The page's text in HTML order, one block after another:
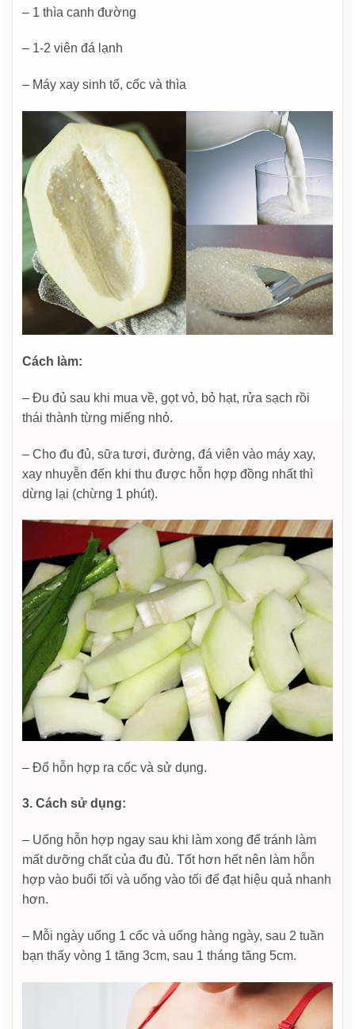
– 1 thìa canh đường
– 1-2 viên đá lạnh
– Máy xay sinh tố, cốc và thìa
Cách làm:
– Đu đủ sau khi mua về, gọt vỏ, bỏ hạt, rửa sạch rồi
thái thành từng miếng nhỏ.
– Cho đu đủ, sữa tươi, đường, đá viên vào máy xay,
xay nhuyễn đến khi thu được hỗn hợp đồng nhất thì
dừng lại (chừng 1 phút).
– Đổ hỗn hợp ra cốc và sử dụng.
3. Cách sử dụng:
– Uống hỗn hợp ngay sau khi làm xong để tránh làm
mất dưỡng chất của đu đủ. Tốt hơn hết nên làm hỗn
hợp vào buổi tối và uống vào tối để đạt hiệu quả nhanh
hơn.
– Mỗi ngày uống 1 cốc và uống hàng ngày, sau 2 tuần
bạn thấy vòng 1 tăng 3cm, sau 1 tháng tăng 5cm.